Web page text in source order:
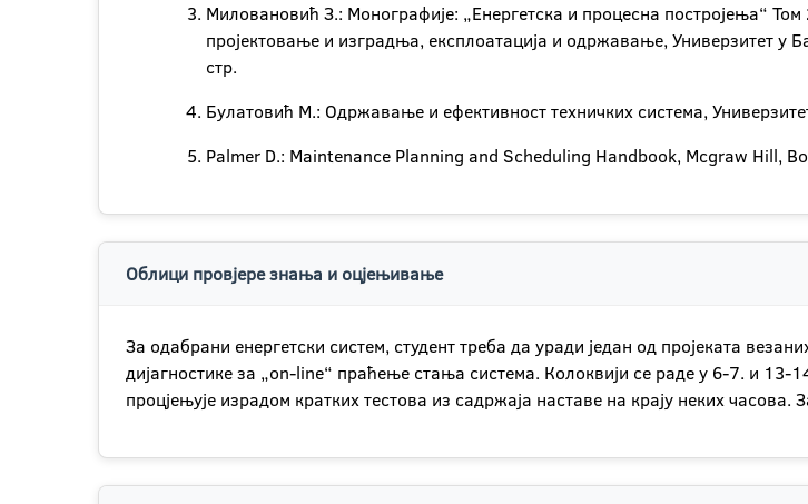
Миловановић З.: Монографије: „Енергетска и процесна постројења“
пројектовање и изградња, експлоатација и одржавање, Универзитет
стр.
Булатовић М.: Одржавање и ефективност техничких система,
Palmer D.: Maintenance Planning and Scheduling Handbook, Mcgraw Hill,
Облици провјере знања и оцјењивање
За одабрани енергетски систем, студент треба да уради један од пројеката
дијагностике за „on-line“ праћење стања система. Колоквији се раде у 6-7. и
процјењује израдом кратких тестова из садржаја наставе на крају неких